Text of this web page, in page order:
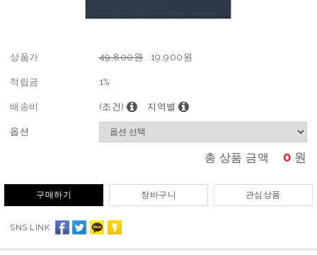
상품가 49,800원 19,900 원
적립금 1%
배송비 (조건) 지역별
옵션
총 상품 금액 0 원
구매하기 장바구니 관심상품
SNS LINK